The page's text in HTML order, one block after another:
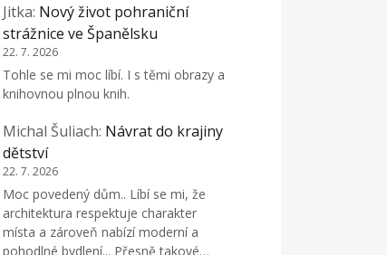
Jitka: Nový život pohraniční
strážnice ve Španělsku
22. 7. 2026
Tohle se mi moc líbí. I s těmi obrazy a
knihovnou plnou knih.
Michal Šuliach: Návrat do krajiny
dětství
22. 7. 2026
Moc povedený dům.. Líbí se mi, že
architektura respektuje charakter
místa a zároveň nabízí moderní a
pohodlné bydlení... Přesně takové…